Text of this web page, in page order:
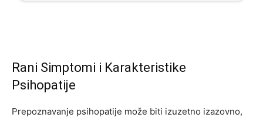
Rani Simptomi i Karakteristike
Psihopatije
Prepoznavanje psihopatije može biti izuzetno izazovno,